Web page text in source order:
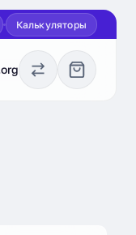
Калькуляторы